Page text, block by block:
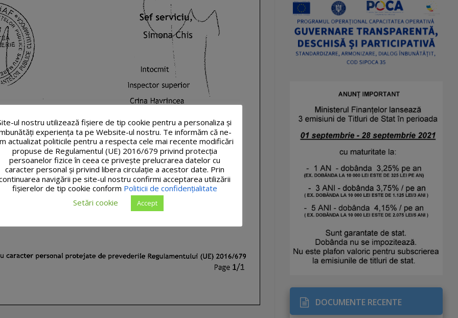
DOCUMENTE RECENTE
ul nostru utilizează fişiere de tip cookie pentru a personaliza și
experiența ta pe Website-ul nostru. Te informăm că ne-
actualizat politicile pentru a respecta cele mai recente modificări
propuse de Regulamentul (UE) 2016/679 privind protecția
persoanelor fizice în ceea ce privește prelucrarea datelor cu
caracter personal și privind libera circulație a acestor date. Prin
navigării pe site-ul nostru confirmi acceptarea utilizării
fişierelor de tip cookie conform Politicii de confidențialitate
Setări cookie
Accept